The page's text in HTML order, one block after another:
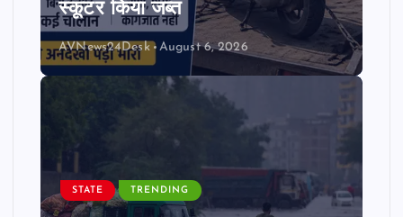
स्कूटर किया जब्त
AVNews24Desk August 6, 2026
STATE TRENDING